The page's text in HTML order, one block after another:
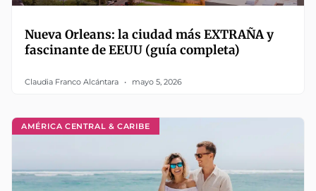
Nueva Orleans: la ciudad más EXTRAÑA y
fascinante de EEUU (guía completa)
Claudia Franco Alcántara mayo 5, 2026
AMÉRICA CENTRAL & CARIBE